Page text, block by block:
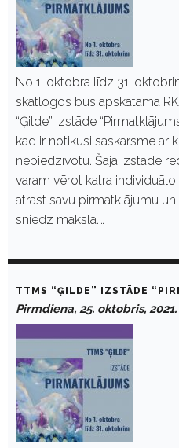
No 1. oktobra līdz 31.
skatlogos būs apskatāma
“Ģilde” izstāde
kad ir notikusi saskarsme ar
nepiedzīvotu. Šajā izstādē
varam vērot katra
atrast savu pirmatklājumu
sniedz māksla.…
TTMS “ĢILDE” IZSTĀDE
Pirmdiena, 25. oktobris,